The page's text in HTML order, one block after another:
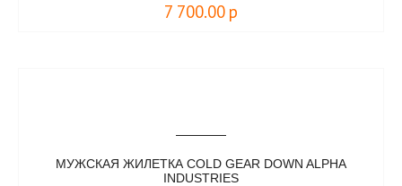
7 700.00 р
МУЖСКАЯ ЖИЛЕТКА COLD GEAR DOWN ALPHA
INDUSTRIES